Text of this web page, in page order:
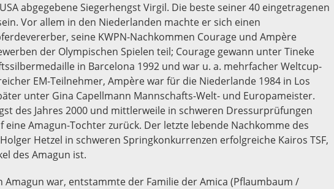
abgegebene Siegerhengst Virgil. Die beste seiner 40 eingetragenen
Vor allem in den Niederlanden machte er sich einen
seine KWPN-Nachkommen Courage und Ampère
der Olympischen Spielen teil; Courage gewann unter Tineke
in Barcelona 1992 und war u. a. mehrfacher Weltcup-
EM-Teilnehmer, Ampère war für die Niederlande 1984 in Los
unter Gina Capellmann Mannschafts-Welt- und Europameister.
des Jahres 2000 und mittlerweile in schweren Dressurprüfungen
Amagun-Tochter zurück. Der letzte lebende Nachkomme des
Hetzel in schweren Springkonkurrenzen erfolgreiche Kairos TSF,
des Amagun ist.
war, entstammte der Familie der Amica (Pflaumbaum /